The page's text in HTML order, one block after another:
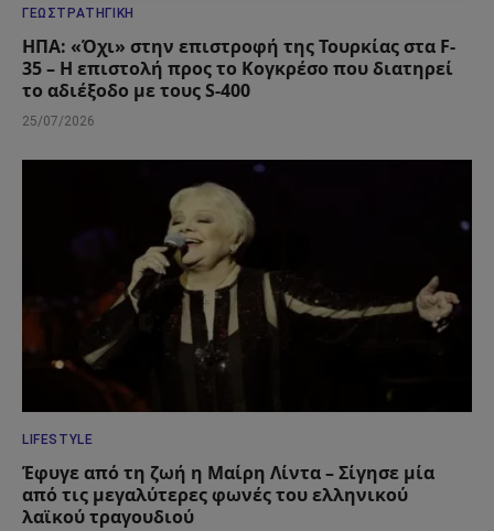
ΓΕΩΣΤΡΑΤΗΓΙΚΉ
ΗΠΑ: «Όχι» στην επιστροφή της Τουρκίας στα F-
35 – Η επιστολή προς το Κογκρέσο που διατηρεί
το αδιέξοδο με τους S-400
25/07/2026
LIFESTYLE
Έφυγε από τη ζωή η Μαίρη Λίντα – Σίγησε μία
από τις μεγαλύτερες φωνές του ελληνικού
λαϊκού τραγουδιού